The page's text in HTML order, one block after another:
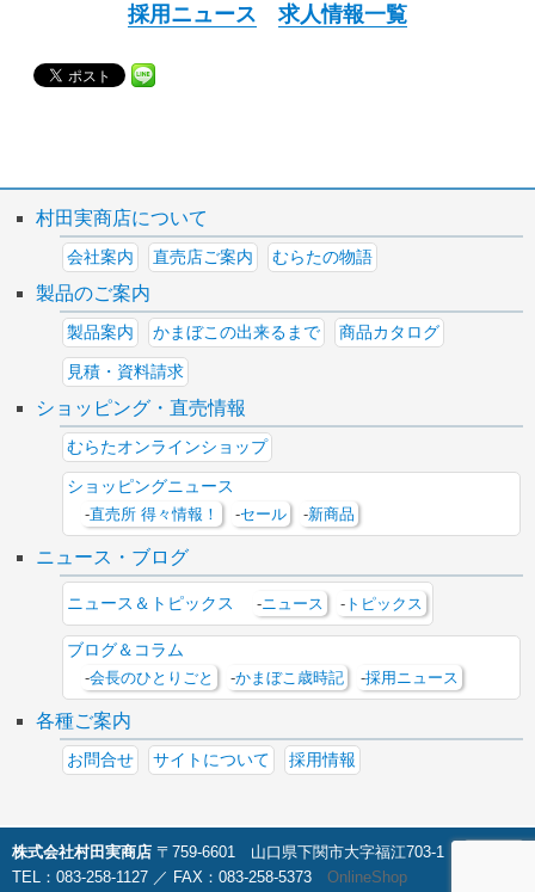
採用ニュース
求人情報一覧
村田実商店について
会社案内 直売店ご案内 むらたの物語
製品のご案内
製品案内 かまぼこの出来るまで 商品カタログ
見積・資料請求
ショッピング・直売情報
むらたオンラインショップ
ショッピングニュース
直売所 得々情報！ セール 新商品
ニュース・ブログ
ニュース＆トピックス ニュース トピックス
ブログ＆コラム
会長のひとりごと かまぼこ歳時記 採用ニュース
各種ご案内
お問合せ サイトについて 採用情報
株式会社村田実商店 〒759-6601 山口県下関市大字福江703-1
TEL：083-258-1127 ／ FAX：083-258-5373 OnlineShop